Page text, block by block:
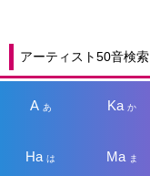
アーティスト50音検索
A あ Kaか
Haは Ma ま